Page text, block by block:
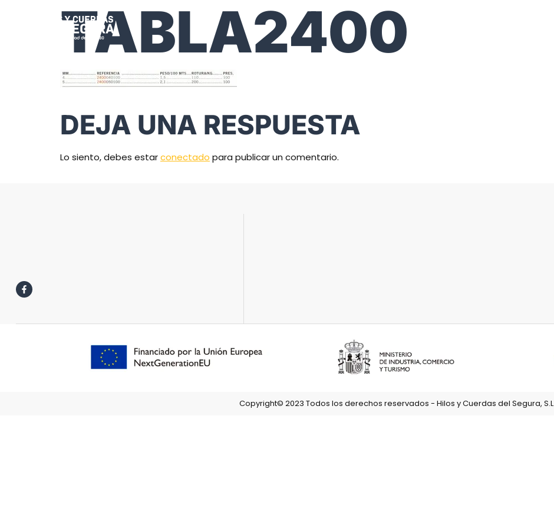
TABLA2400
DEJA UNA RESPUESTA
Lo siento, debes estarconectado para publicar un comentario.
Copyright© 2023 Todos los derechos reservados - Hilos y Cuerdas del Segura, S.L